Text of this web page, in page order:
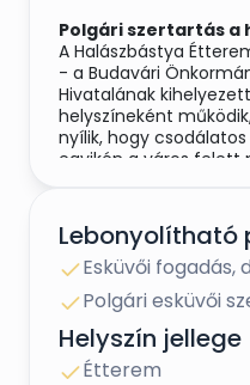
Polgári szertartás a
A Halászbástya
- a Budavári
Hivatalának
helyszíneként
nyílik, hogy
egyikén a város felett
Lebonyolítható
Esküvői fogadás,
Polgári esküvői
Helyszín jellege
Étterem